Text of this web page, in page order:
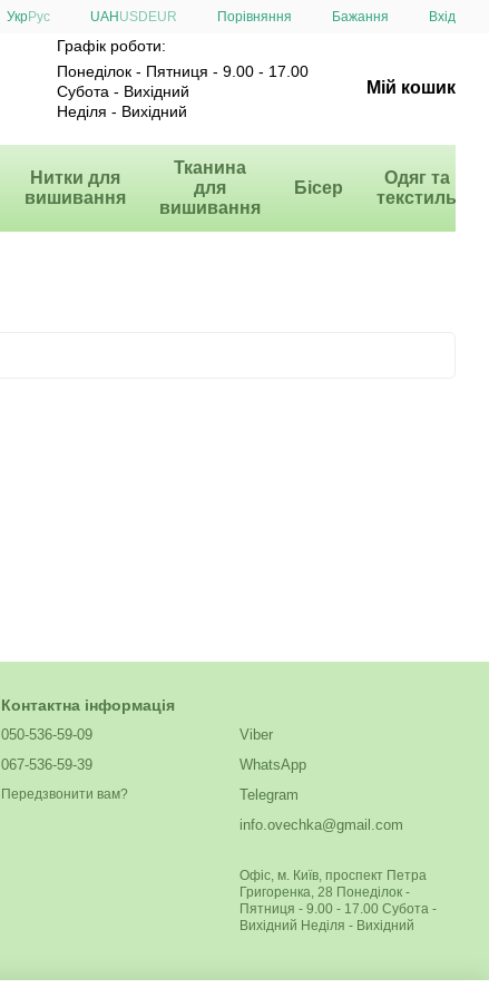
УкрРус UAH USD EUR Порівняння Бажання Вхід
Графік роботи:
Понеділок - Пятниця - 9.00 - 17.00
Субота - Вихідний
Неділя - Вихідний
Мій кошик
Нитки для
вишивання
Тканина
для
вишивання
Бісер
Одяг та
текстиль
Контактна інформація
050-536-59-09
067-536-59-39
Передзвонити вам?
Viber
WhatsApp
Telegram
info.ovechka@gmail.com
Офіс, м. Київ, проспект Петра
Григоренка, 28 Понеділок -
Пятниця - 9.00 - 17.00 Субота -
Вихідний Неділя - Вихідний